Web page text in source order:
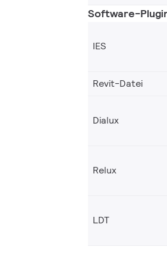
Software-
IES
Revit-Datei
Dialux
Relux
LDT